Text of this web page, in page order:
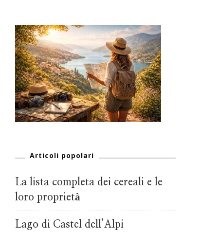
Articoli popolari
La lista completa dei cereali e le
loro proprietà
Lago di Castel dell’Alpi